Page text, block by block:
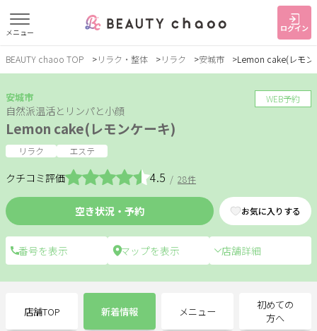
メニュー ログイン
すでに会員の方 はじめてご利用の方
ジャンルで探す
ヘア・メイク ネイル・まつげ エステ
スクール・
トレーニング
BEAUTY chaoo TOP リラク・整体 リラク 安城市 Lemon cake(レモン
安城市
自然派温活とリンパと小顔
Lemon cake(レモンケーキ)
リラク エステ
空き状況・予約 お気に入りする
クチコミ評価 4.5 / 28件
店舗詳細
WEB予約
店舗TOP 新着情報 メニュー
初めての
方へ